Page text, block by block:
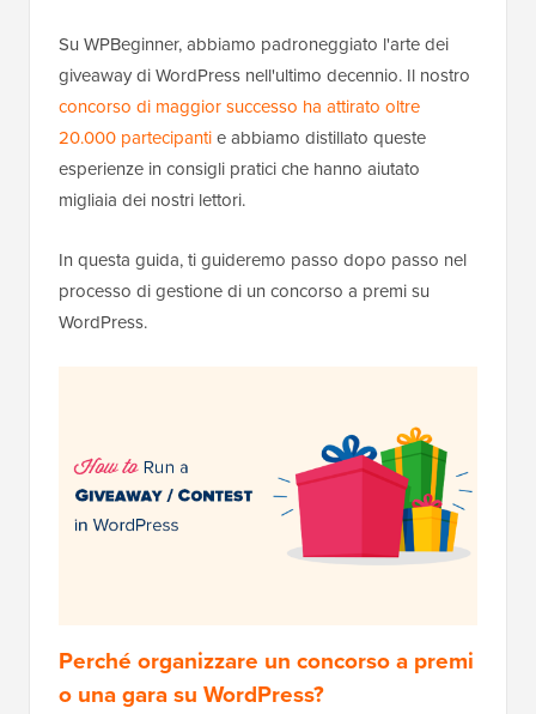
Su WPBeginner, abbiamo padroneggiato l'arte dei
giveaway di WordPress nell'ultimo decennio. Il nostro
concorso di maggior successo ha attirato oltre
20.000 partecipantie abbiamo distillato queste
esperienze in consigli pratici che hanno aiutato
migliaia dei nostri lettori.
In questa guida, ti guideremo passo dopo passo nel
processo di gestione di un concorso a premi su
WordPress.
Perché organizzare un concorso a premi
o una gara su WordPress?